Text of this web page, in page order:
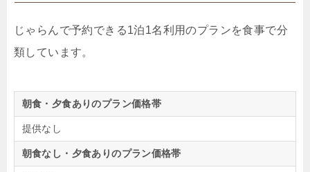
じゃらんで予約できる1泊1名利用のプランを食事で分
類しています。
朝食・夕食ありのプラン価格帯
提供なし
朝食なし・夕食ありのプラン価格帯